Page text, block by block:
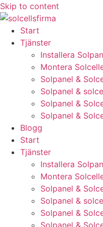
Skip to content
Start
Tjänster
Installera
Montera
Solpanel &
Solpanel &
Solpanel &
Solpanel &
Blogg
Start
Tjänster
Installera
Montera
Solpanel &
Solpanel &
Solpanel &
Solpanel &